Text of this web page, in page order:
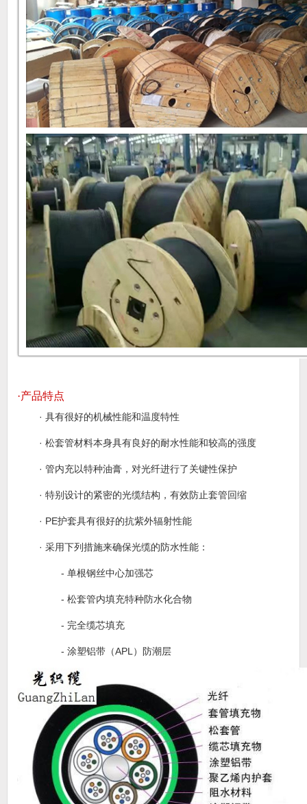
·产品特点
· 具有很好的机械性能和温度特性
· 松套管材料本身具有良好的耐水性能和较高的强度
· 管内充以特种油膏，对光纤进行了关键性保护
· 特别设计的紧密的光缆结构，有效防止套管回缩
· PE护套具有很好的抗紫外辐射性能
· 采用下列措施来确保光缆的防水性能：
- 单根钢丝中心加强芯
- 松套管内填充特种防水化合物
- 完全缆芯填充
- 涂塑铝带（APL ）防潮层